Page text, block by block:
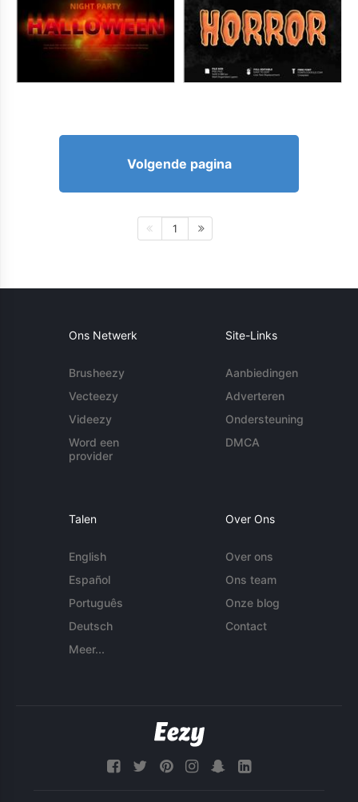
Volgende pagina
1
Ons Netwerk
Brusheezy
Vecteezy
Videezy
Word een
provider
Site-Links
Aanbiedingen
Adverteren
Ondersteuning
DMCA
Talen
English
Español
Português
Deutsch
Meer...
Over Ons
Over ons
Ons team
Onze blog
Contact